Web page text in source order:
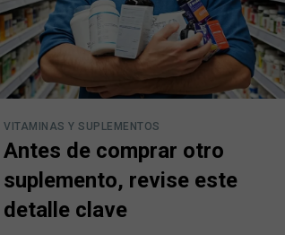
VITAMINAS Y SUPLEMENTOS
Antes de comprar otro
suplemento, revise este
detalle clave